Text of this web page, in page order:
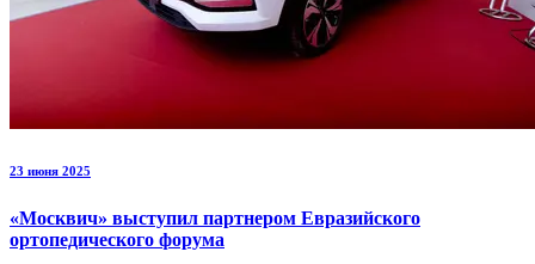
23 июня 2025
«Москвич» выступил партнером Евразийского
ортопедического форума